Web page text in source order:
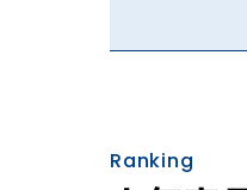
安定した動き
Ranking